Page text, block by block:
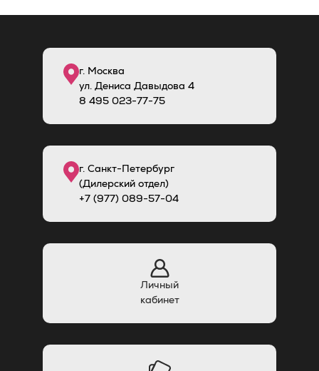
г. Москва
ул. Дениса Давыдова 4
8 495 023-77-75
г. Санкт-Петербург
(Дилерский отдел)
+7 (977) 089-57-04
Личный
кабинет